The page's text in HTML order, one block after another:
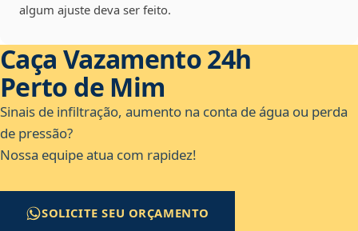
algum ajuste deva ser feito.
Caça Vazamento 24h
Perto de Mim
Sinais de infiltração, aumento na conta de água ou perda
de pressão?
Nossa equipe atua com rapidez!
SOLICITE SEU ORÇAMENTO